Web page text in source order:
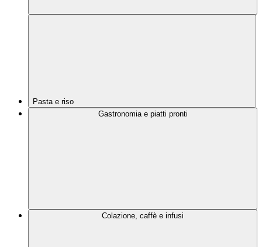
Pasta e riso
Gastronomia e piatti pronti
Colazione, caffè e infusi